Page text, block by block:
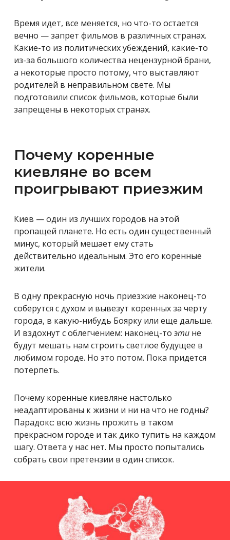
Время идет, все меняется, но что-то остается
вечно — запрет фильмов в различных странах.
Какие-то из политических убеждений, какие-то
из-за большого количества нецензурной брани,
а некоторые просто потому, что выставляют
родителей в неправильном свете. Мы
подготовили список фильмов, которые были
запрещены в некоторых странах.
Почему коренные
киевляне во всем
проигрывают приезжим
Киев — один из лучших городов на этой
пропащей планете. Но есть один существенный
минус, который мешает ему стать
действительно идеальным. Это его коренные
жители.
В одну прекрасную ночь приезжие наконец-то
соберутся с духом и вывезут коренных за черту
города, в какую-нибудь Боярку или еще дальше.
И вздохнут с облегчением: наконец-то эти не
будут мешать нам строить светлое будущее в
любимом городе. Но это потом. Пока придется
потерпеть.
Почему коренные киевляне настолько
неадаптированы к жизни и ни на что не годны?
Парадокс: всю жизнь прожить в таком
прекрасном городе и так дико тупить на каждом
шагу. Ответа у нас нет. Мы просто попытались
собрать свои претензии в один список.